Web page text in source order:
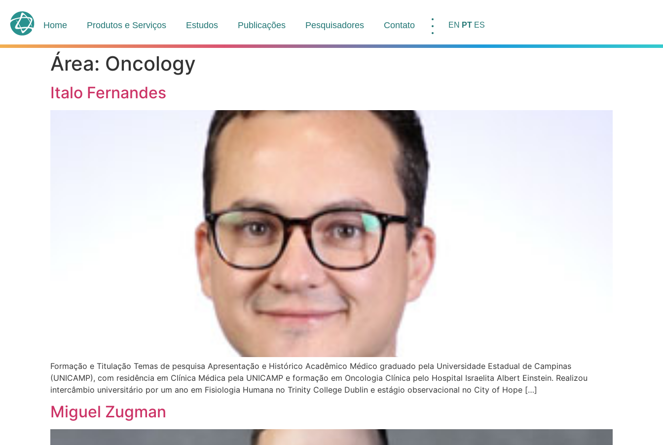
Home Produtos e Serviços Estudos Publicações Pesquisadores Contato EN PT ES
Área: Oncology
Italo Fernandes
Formação e Titulação Temas de pesquisa Apresentação e Histórico Acadêmico Médico graduado pela Universidade Estadual de Campinas
(UNICAMP), com residência em Clínica Médica pela UNICAMP e formação em Oncologia Clínica pelo Hospital Israelita Albert Einstein. Realizou
intercâmbio universitário por um ano em Fisiologia Humana no Trinity College Dublin e estágio observacional no City of Hope […]
Miguel Zugman